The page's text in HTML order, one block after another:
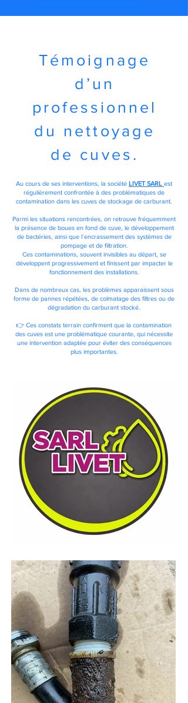
Témoignage
d’un
professionnel
du nettoyage
de cuves.
Au cours de ses interventions, la société LIVET SARL est
régulièrement confrontée à des problématiques de
contamination dans les cuves de stockage de carburant.
Parmi les situations rencontrées, on retrouve fréquemment
la présence de boues en fond de cuve, le développement
de bactéries, ainsi que l’encrassement des systèmes de
pompage et de filtration.
Ces contaminations, souvent invisibles au départ, se
développent progressivement et finissent par impacter le
fonctionnement des installations.
Dans de nombreux cas, les problèmes apparaissent sous
forme de pannes répétées, de colmatage des filtres ou de
dégradation du carburant stocké.
👉 Ces constats terrain confirment que la contamination
des cuves est une problématique courante, qui nécessite
une intervention adaptée pour éviter des conséquences
plus importantes.